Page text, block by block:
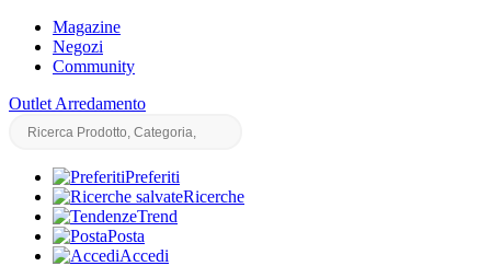
Magazine
Negozi
Community
Outlet Arredamento
Preferiti
Ricerche
Trend
Posta
Accedi